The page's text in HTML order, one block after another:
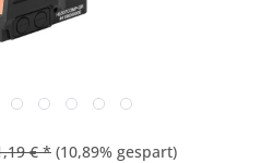
€ * (10,89% gespart)